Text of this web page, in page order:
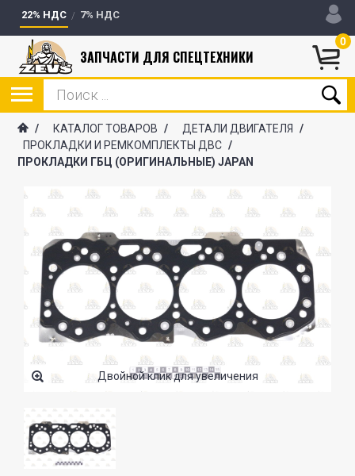
22% НДС 7% НДС
0
ЗАПЧАСТИ ДЛЯ СПЕЦТЕХНИКИ
/ КАТАЛОГ ТОВАРОВ / ДЕТАЛИ ДВИГАТЕЛЯ
/
ПРОКЛАДКИ И РЕМКОМПЛЕКТЫ ДВС /
ПРОКЛАДКИ ГБЦ (ОРИГИНАЛЬНЫЕ) JAPAN
Двойной клик для увеличения